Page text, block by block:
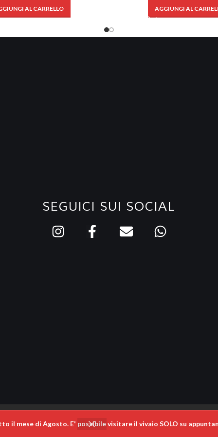
il mese di Agosto. E' possibile visitare il vivaio SOLO su
AL CARRELLO AGGIUNGI AL
SEGUICI SUI SOCIAL